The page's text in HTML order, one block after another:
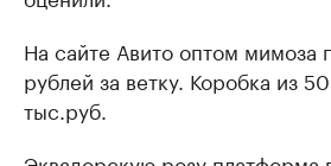
На сайте Авито оптом мимоза
рублей за ветку. Коробка из
тыс.руб.